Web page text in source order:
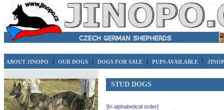
ABOUT JINOPO | OUR DOGS | DOGS FOR SALE | PUPS AVAILABLE |
STUD DOGS
[In alphabetical order]